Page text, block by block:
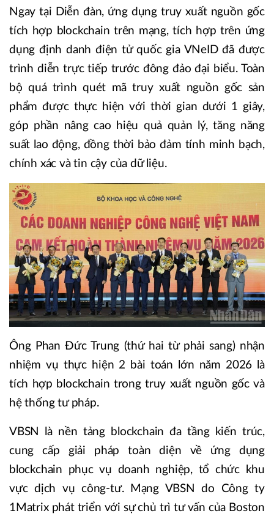
Ngay tại Diễn đàn, ứng dụng truy xuất nguồn gốc
tích hợp blockchain trên mạng, tích hợp trên ứng
dụng định danh điện tử quốc gia VNeID đã được
trình diễn trực tiếp trước đông đảo đại biểu. Toàn
bộ quá trình quét mã truy xuất nguồn gốc sản
phẩm được thực hiện với thời gian dưới 1 giây,
góp phần nâng cao hiệu quả quản lý, tăng năng
suất lao động, đồng thời bảo đảm tính minh bạch,
chính xác và tin cậy của dữ liệu.
Ông Phan Đức Trung (thứ hai từ phải sang) nhận
nhiệm vụ thực hiện 2 bài toán lớn năm 2026 là
tích hợp blockchain trong truy xuất nguồn gốc và
hệ thống tư pháp.
VBSN là nền tảng blockchain đa tầng kiến trúc,
cung cấp giải pháp toàn diện về ứng dụng
blockchain phục vụ doanh nghiệp, tổ chức khu
vực dịch vụ công-tư. Mạng VBSN do Công ty
1Matrix phát triển với sự chủ trì tư vấn của Boston